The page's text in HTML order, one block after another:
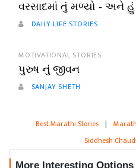
વરસાદમાં તું મળ્યો - અને
DAILY LIFE STORIES
MOTIVATIONAL STORIES
પુરુષ નું જીવન
SANJAY SHETH
Best Marathi Stories |
Siddhesh
More Interesting Options